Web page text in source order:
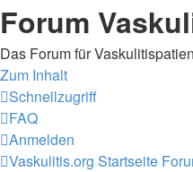
Forum
Das Forum für
Zum Inhalt
Schnellzugriff
FAQ
Anmelden
Vaskulitis.org Startseite